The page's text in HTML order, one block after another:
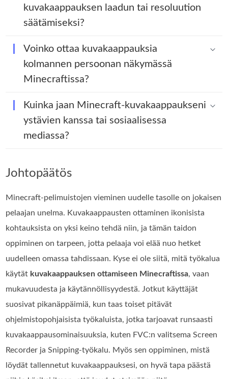
kuvakaappauksen laadun tai resoluution
säätämiseksi?
Voinko ottaa kuvakaappauksia
kolmannen persoonan näkymässä
Minecraftissa?
Kuinka jaan Minecraft-kuvakaappaukseni
ystävien kanssa tai sosiaalisessa
mediassa?
Johtopäätös
Minecraft-pelimuistojen vieminen uudelle tasolle on jokaisen
pelaajan unelma. Kuvakaappausten ottaminen ikonisista
kohtauksista on yksi keino tehdä niin, ja tämän taidon
oppiminen on tarpeen, jotta pelaaja voi elää nuo hetket
uudelleen omassa tahdissaan. Kyse ei ole siitä, mitä työkalua
käytät kuvakaappauksen ottamiseen Minecraftissa, vaan
mukavuudesta ja käytännöllisyydestä. Jotkut käyttäjät
suosivat pikanäppäimiä, kun taas toiset pitävät
ohjelmistopohjaisista työkaluista, jotka tarjoavat runsaasti
kuvakaappausominaisuuksia, kuten FVC:n valitsema Screen
Recorder ja Snipping-työkalu. Myös sen oppiminen, mistä
löydät tallennetut kuvakaappauksesi, on hyvä tapa päästä